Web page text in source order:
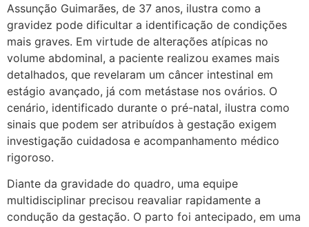
Assunção Guimarães, de 37 anos, ilustra como a
gravidez pode dificultar a identificação de condições
mais graves. Em virtude de alterações atípicas no
volume abdominal, a paciente realizou exames mais
detalhados, que revelaram um câncer intestinal em
estágio avançado, já com metástase nos ovários. O
cenário, identificado durante o pré-natal, ilustra como
sinais que podem ser atribuídos à gestação exigem
investigação cuidadosa e acompanhamento médico
rigoroso.
Diante da gravidade do quadro, uma equipe
multidisciplinar precisou reavaliar rapidamente a
condução da gestação. O parto foi antecipado, em uma